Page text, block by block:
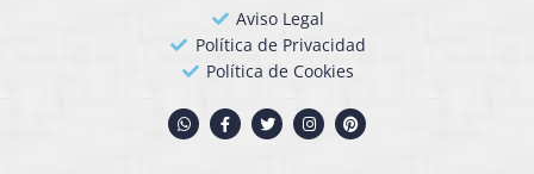
Aviso Legal
Política de Privacidad
Política de Cookies
W
h
a
F
a
c
T
w
i
I
n
s
P
i
n